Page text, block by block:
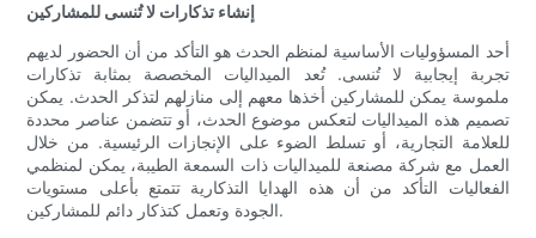
إنشاء تذكارات لا تُنسى للمشاركين
أحد المسؤوليات الأساسية لمنظم الحدث هو التأكد من أن الحضور لديهم
تجربة إيجابية لا تُنسى. تُعد الميداليات المخصصة بمثابة تذكارات
ملموسة يمكن للمشاركين أخذها معهم إلى منازلهم لتذكر الحدث. يمكن
تصميم هذه الميداليات لتعكس موضوع الحدث، أو تتضمن عناصر محددة
للعلامة التجارية، أو تسلط الضوء على الإنجازات الرئيسية. من خلال
العمل مع شركة مصنعة للميداليات ذات السمعة الطيبة، يمكن لمنظمي
الفعاليات التأكد من أن هذه الهدايا التذكارية تتمتع بأعلى مستويات
الجودة وتعمل كتذكار دائم للمشاركين.